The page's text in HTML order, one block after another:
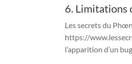
6. Limitations
Les secrets du
https://
l’apparition d’un